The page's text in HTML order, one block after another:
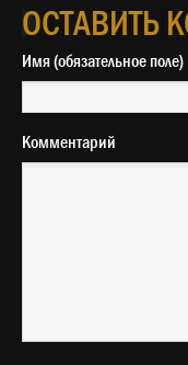
ОСТАВИТЬ
Имя (обязательное поле)
Комментарий